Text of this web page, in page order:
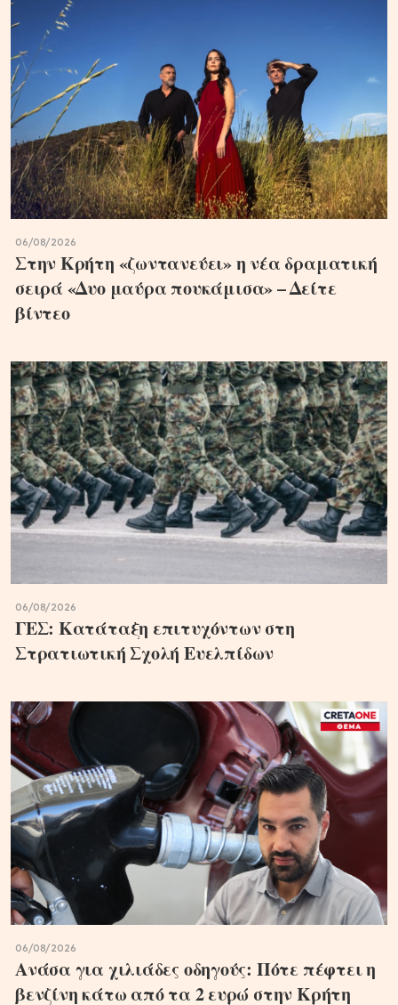
06/08/2026
Στην Κρήτη «ζωντανεύει» η νέα δραματική
σειρά «Δυο μαύρα πουκάμισα» – Δείτε
βίντεο
06/08/2026
ΓΕΣ: Κατάταξη επιτυχόντων στη
Στρατιωτική Σχολή Ευελπίδων
06/08/2026
Ανάσα για χιλιάδες οδηγούς: Πότε πέφτει η
βενζίνη κάτω από τα 2 ευρώ στην Κρήτη